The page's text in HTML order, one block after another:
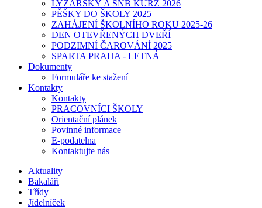
LYŽAŘSKÝ A SNB KURZ 2026
PĚŠKY DO ŠKOLY 2025
ZAHÁJENÍ ŠKOLNÍHO ROKU 2025-26
DEN OTEVŘENÝCH DVEŘÍ
PODZIMNÍ ČAROVÁNÍ 2025
SPARTA PRAHA - LETNÁ
Dokumenty
Formuláře ke stažení
Kontakty
Kontakty
PRACOVNÍCI ŠKOLY
Orientační plánek
Povinné informace
E-podatelna
Kontaktujte nás
Aktuality
Bakaláři
Třídy
Jídelníček